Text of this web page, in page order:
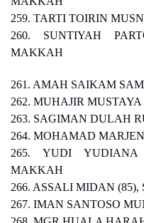
259. TARTI TOIRIN
260. SUNTIYAH
MAKKAH
261. AMAH SAIKAM
262. MUHAJIR
263. SAGIMAN DULAH
264. MOHAMAD
265. YUDI YUDIANA
MAKKAH
266. ASSALI MIDAN
267. IMAN SANTOSO